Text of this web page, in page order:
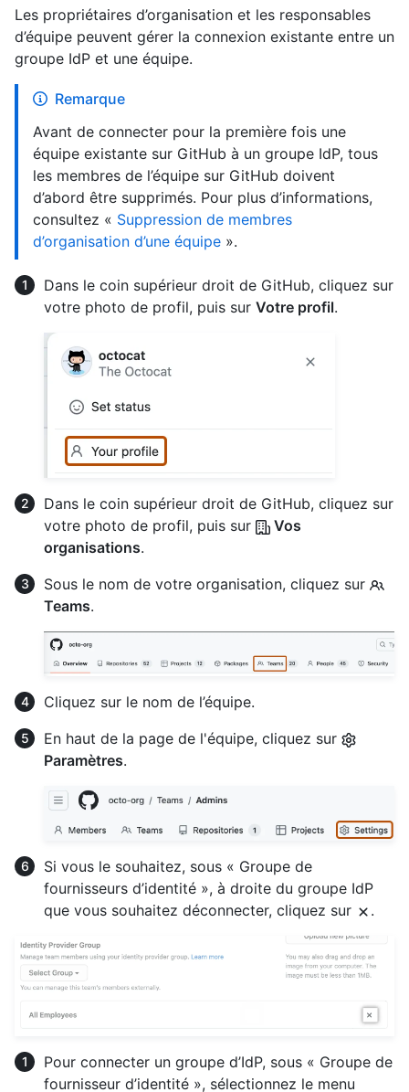
Les propriétaires d’organisation et les responsables
d’équipe peuvent gérer la connexion existante entre un
groupe IdP et une équipe.
Remarque
Avant de connecter pour la première fois une
équipe existante sur GitHub à un groupe IdP, tous
les membres de l’équipe sur GitHub doivent
d’abord être supprimés. Pour plus d’informations,
consultez « Suppression de membres
d’organisation d’une équipe ».
Dans le coin supérieur droit de GitHub, cliquez sur
votre photo de profil, puis sur Votre profil.
Dans le coin supérieur droit de GitHub, cliquez sur
votre photo de profil, puis sur
Vos
organisations.
Sous le nom de votre organisation, cliquez sur
Teams.
Cliquez sur le nom de l’équipe.
En haut de la page de l'équipe, cliquez sur
Paramètres.
Si vous le souhaitez, sous « Groupe de
fournisseurs d’identité », à droite du groupe IdP
que vous souhaitez déconnecter, cliquez sur
.
Pour connecter un groupe d’IdP, sous « Groupe de
fournisseur d’identité », sélectionnez le menu